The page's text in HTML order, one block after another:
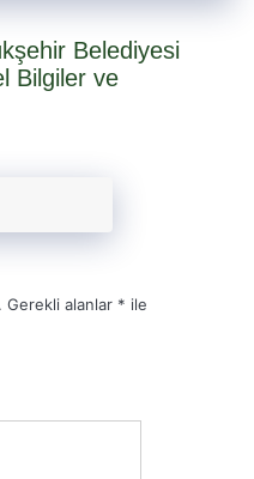
Belediyesi
Bilgiler ve
Gerekli alanlar * ile